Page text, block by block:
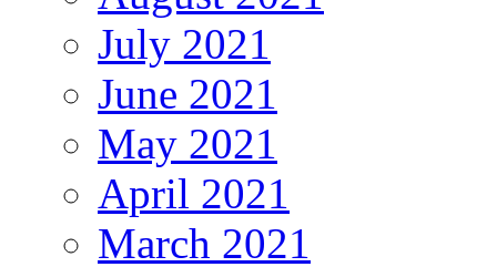
July 2021
June 2021
May 2021
April 2021
March 2021